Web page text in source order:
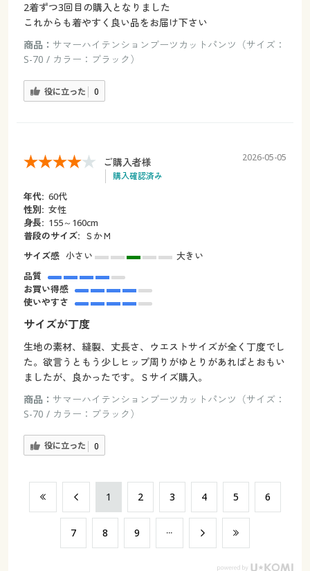
2着ずつ3回目の購入となりました
これからも着やすく良い品をお届け下さい
商品： サマーハイテンションブーツカットパンツ（サイズ：
S-70 / カラー：ブラック）
役に立った 0
ご購入者様
購入確認済み
2026-05-05
年代: 60代
性別: 女性
身長: 155～160cm
普段のサイズ: ＳかＭ
サイズ感 小さい
大きい
品質
お買い得感
使いやすさ
サイズが丁度
生地の素材、縫製、丈長さ、ウエストサイズが全く丁度でし
た。欲言うともう少しヒップ周りがゆとりがあればとおもい
ましたが、良かったです。Ｓサイズ購入。
商品： サマーハイテンションブーツカットパンツ（サイズ：
S-70 / カラー：ブラック）
役に立った 0
​1 ​2 ​3 ​4 ​5 ​6
​7 ​8 ​9